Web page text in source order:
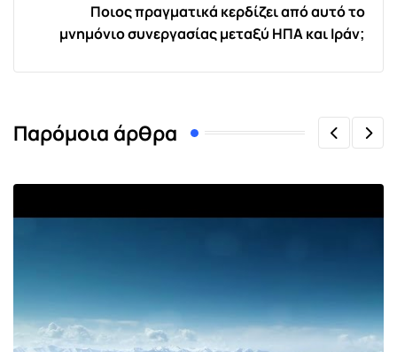
Ποιος πραγματικά κερδίζει από αυτό το
μνημόνιο συνεργασίας μεταξύ ΗΠΑ και Ιράν;
Παρόμοια άρθρα